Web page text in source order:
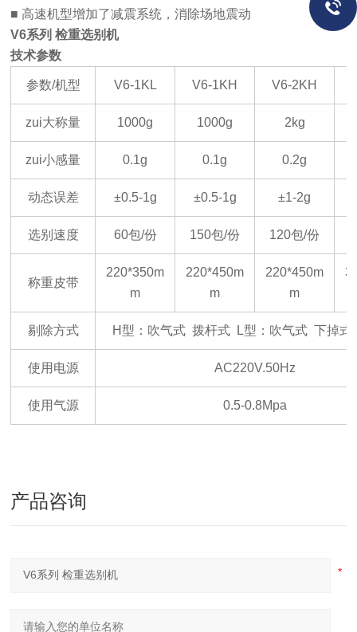
■高速机型增加了减震系统，消除场地震动
V6系列检重选别机
技术参数
参数/机型 V6-1KL V6-1KH V6-2KH
zui大称量 1000g 1000g 2kg
zui小感量 0.1g 0.1g 0.2g
动态误差 ±0.5-1g ±0.5-1g ±1-2g
选别速度 60包/份 150包/份 120包/份
称重皮带
220*350m
m
220*450m
m
220*450m
m
剔除方式 H型：吹气式 拨杆式 L型：吹气式 下掉式
使用电源 AC220V.50Hz
使用气源 0.5-0.8Mpa
产品咨询